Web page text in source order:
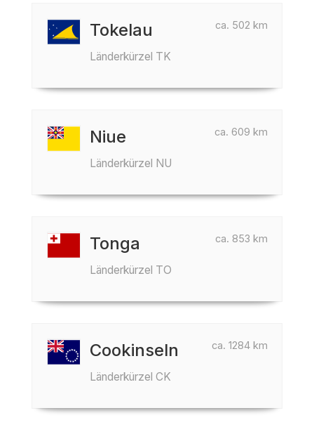
ca. 502 km
Tokelau
Länderkürzel TK
ca. 609 km
Niue
Länderkürzel NU
ca. 853 km
Tonga
Länderkürzel TO
ca. 1284 km
Cookinseln
Länderkürzel CK